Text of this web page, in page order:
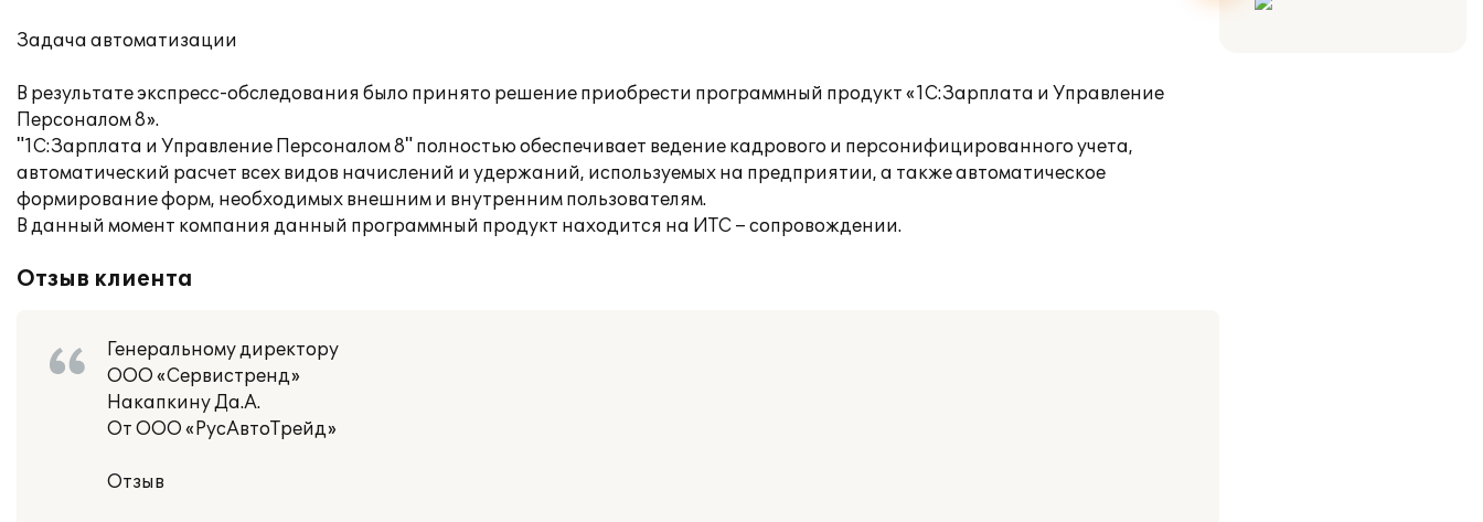
Задача автоматизации
В результате экспресс-обследования было принято решение приобрести программный продукт «1С:Зарплата и Управление
Персоналом 8».
"1С:Зарплата и Управление Персоналом 8" полностью обеспечивает ведение кадрового и персонифицированного учета,
автоматический расчет всех видов начислений и удержаний, используемых на предприятии, а также автоматическое
формирование форм, необходимых внешним и внутренним пользователям.
В данный момент компания данный программный продукт находится на ИТС – сопровождении.
Отзыв клиента
Генеральному директору
ООО «Сервистренд»
Накапкину Да.А.
От ООО «РусАвтоТрейд»
Отзыв